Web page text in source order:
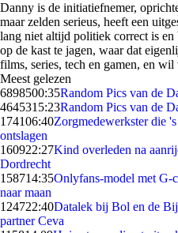
Danny is de initiatiefnemer,
maar zelden serieus, heeft een
lang niet altijd politiek correct is en
op de kast te jagen, waar dat
films, series, tech en gamen, en
Meest gelezen
6898500:35Random Pics van de
4645315:23Random Pics van de
174106:40Zorgmedewerkster die
ontslagen
160922:27Kind overleden na
Dordrecht
158714:35Onlyfans-model met G-
naar maan
124722:40Datalek bij Bol en de
partner Ceva